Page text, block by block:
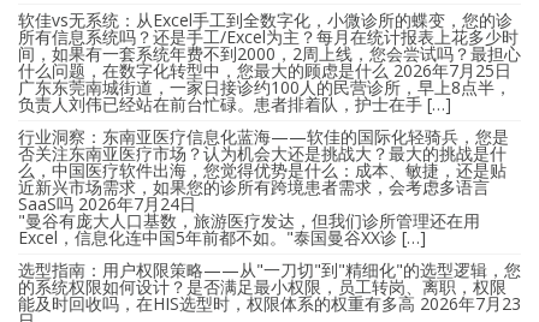
软佳vs无系统：从Excel手工到全数字化，小微诊所的蝶变，您的诊
所有信息系统吗？还是手工/Excel为主？每月在统计报表上花多少时
间，如果有一套系统年费不到2000，2周上线，您会尝试吗？最担心
什么问题，在数字化转型中，您最大的顾虑是什么 2026年7月25日
广东东莞南城街道，一家日接诊约100人的民营诊所，早上8点半，
负责人刘伟已经站在前台忙碌。患者排着队，护士在手 […]
行业洞察：东南亚医疗信息化蓝海——软佳的国际化轻骑兵，您是
否关注东南亚医疗市场？认为机会大还是挑战大？最大的挑战是什
么，中国医疗软件出海，您觉得优势是什么：成本、敏捷，还是贴
近新兴市场需求，如果您的诊所有跨境患者需求，会考虑多语言
SaaS吗 2026年7月24日
"曼谷有庞大人口基数，旅游医疗发达，但我们诊所管理还在用
Excel，信息化连中国5年前都不如。"泰国曼谷XX诊 […]
选型指南：用户权限策略——从"一刀切"到"精细化"的选型逻辑，您
的系统权限如何设计？是否满足最小权限，员工转岗、离职，权限
能及时回收吗，在HIS选型时，权限体系的权重有多高 2026年7月23